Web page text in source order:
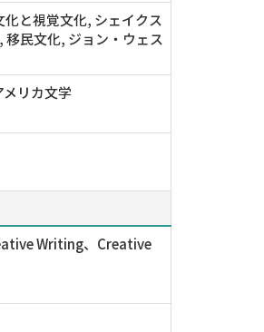
と視覚文化, シェイクス
民文化, ジョン・ウェス
リカ文学
Writing、Creative